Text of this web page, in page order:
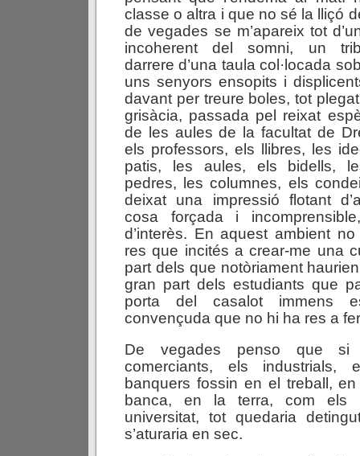
classe o altra i que no sé la lliçó
de vegades se m’apareix tot
incoherent del somni, un
darrere d’una taula col·locada
uns senyors ensopits i
davant per treure boles, tot
grisàcia, passada pel reixat
de les aules de la facultat de
els professors, els llibres, les
patis, les aules, els bidells,
pedres, les columnes, els
deixat una impressió flotant
cosa forçada i
d’interès. En aquest ambient
res que incités a crear-me una
part dels que notòriament
gran part dels estudiants que
porta del casalot immens
convençuda que no hi ha res a
De vegades penso que
comerciants, els industrials,
banquers fossin en el treball,
banca, en la terra, com els
universitat, tot quedaria
s’aturaria en sec.